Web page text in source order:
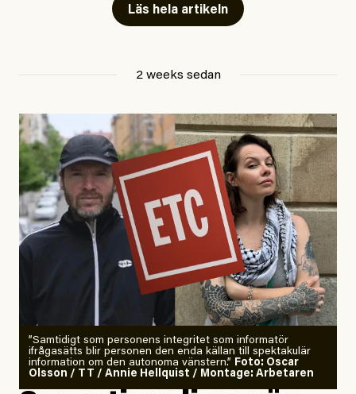
Läs hela artikeln
2 weeks sedan
”Samtidigt som personens integritet som informatör
ifrågasätts blir personen den enda källan till spektakulär
information om den autonoma vänstern.” Foto: Oscar
Olsson / TT / Annie Hellquist / Montage: Arbetaren